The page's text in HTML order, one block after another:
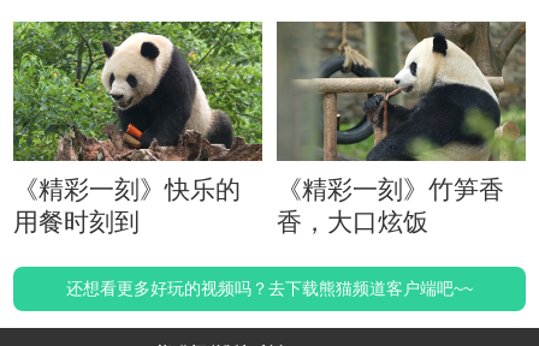
《精彩一刻》快乐的
用餐时刻到
《精彩一刻》竹笋香
香，大口炫饭
还想看更多好玩的视频吗？去下载熊猫频道客户端吧~~